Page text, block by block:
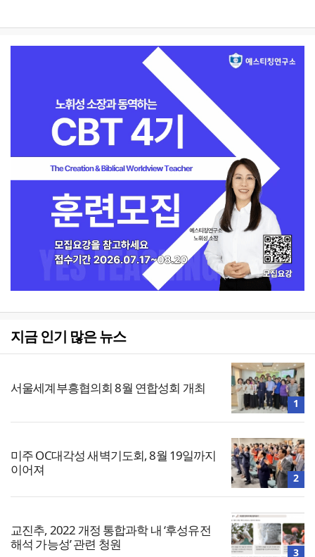
지금 인기 많은 뉴스
서울세계부흥협의회 8월 연합성회 개최
1
미주 OC대각성 새벽기도회, 8월 19일까지
이어져
2
교진추, 2022 개정 통합과학 내 ‘후성유전
해석 가능성’ 관련 청원
3